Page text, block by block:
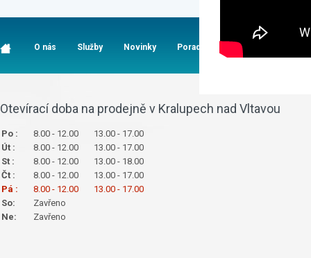
Otevírací doba na prodejně v Kralupech nad Vltavou
Po : 8.00 - 12.00
13.00 - 17.00
Út :
8.00 - 12.00
13.00 - 17.00
St :
8.00 - 12.00
13.00 - 18.00
Čt :
8.00 - 12.00
13.00 - 17.00
Pá :
8.00 - 12.00
13.00 - 17.00
So:
Zavřeno
Ne:
Zavřeno
O nás Služby Novinky Poradna Časté dotazy